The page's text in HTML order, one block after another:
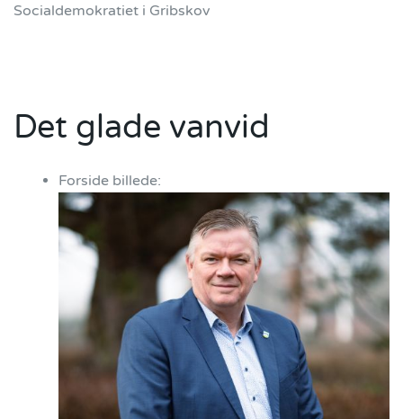
Socialdemokratiet i Gribskov
Det glade vanvid
Forside billede: